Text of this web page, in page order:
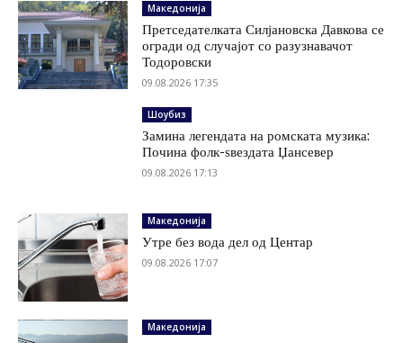
Македонија
Претседателката Силјановска Давкова се
огради од случајот со разузнавачот
Тодоровски
09.08.2026 17:35
Шоубиз
Замина легендата на ромската музика:
Почина фолк-ѕвездата Џансевер
09.08.2026 17:13
Македонија
Утре без вода дел од Центар
09.08.2026 17:07
Македонија